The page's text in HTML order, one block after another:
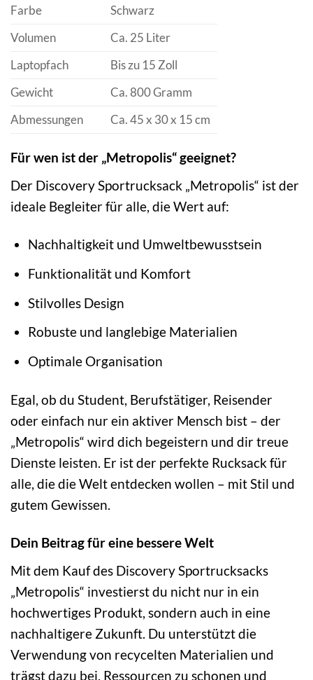
Farbe
Schwarz
Volumen
Ca. 25 Liter
Laptopfach
Bis zu 15 Zoll
Gewicht
Ca. 800 Gramm
Abmessungen
Ca. 45 x 30 x 15 cm
Für wen ist der „Metropolis“ geeignet?
Der Discovery Sportrucksack „Metropolis“ ist der
ideale Begleiter für alle, die Wert auf:
Nachhaltigkeit und Umweltbewusstsein
Funktionalität und Komfort
Stilvolles Design
Robuste und langlebige Materialien
Optimale Organisation
Egal, ob du Student, Berufstätiger, Reisender
oder einfach nur ein aktiver Mensch bist – der
„Metropolis“ wird dich begeistern und dir treue
Dienste leisten. Er ist der perfekte Rucksack für
alle, die die Welt entdecken wollen – mit Stil und
gutem Gewissen.
Dein Beitrag für eine bessere Welt
Mit dem Kauf des Discovery Sportrucksacks
„Metropolis“ investierst du nicht nur in ein
hochwertiges Produkt, sondern auch in eine
nachhaltigere Zukunft. Du unterstützt die
Verwendung von recycelten Materialien und
trägst dazu bei, Ressourcen zu schonen und